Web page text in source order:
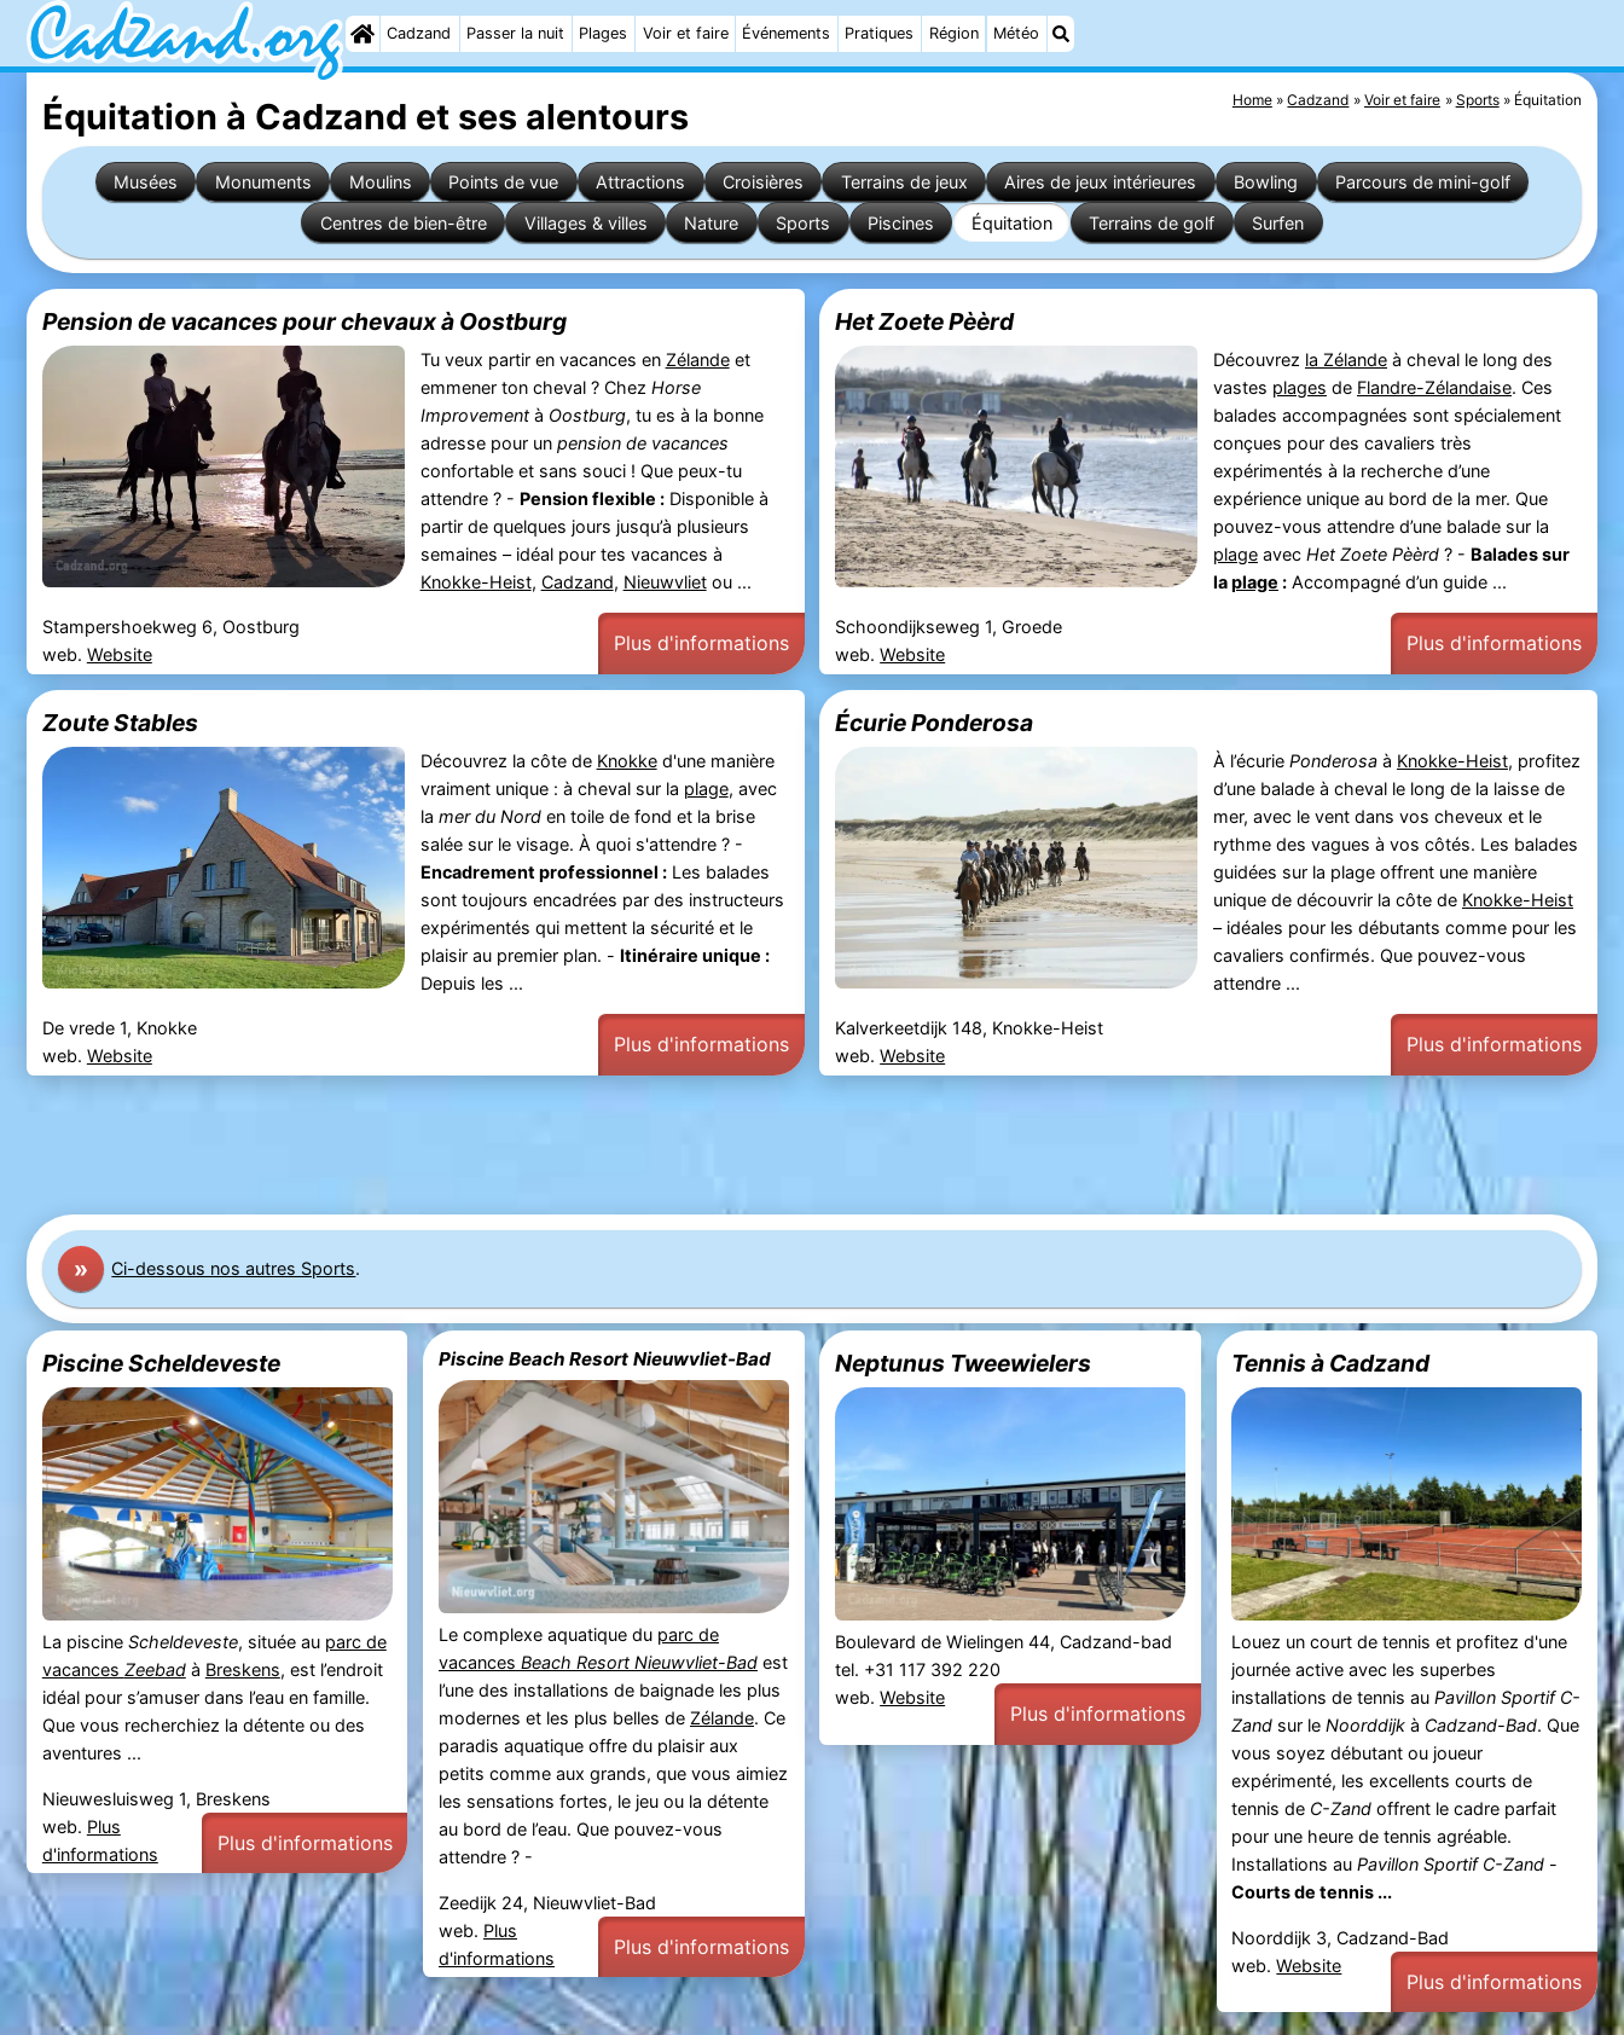
Cadzand Passer la nuit Plages Voir et faire Événements Pratiques Région Météo
Home Cadzand Voir et faire Sports Équitation
Équitation à Cadzand et ses alentours
Musées Monuments Moulins Points de vue Attractions Croisières Terrains de jeux Aires de jeux intérieures Bowling
Parcours de mini-golf
Centres de bien-être
Villages & villes Nature Sports Piscines Équitation Terrains de golf Surfen
Pension de vacances pour chevaux à Oostburg
Tu veux partir en vacances en Zélandeet
emmener ton cheval ? Chez Horse
Improvementà Oostburg, tu es à la bonne
adresse pour un pension de vacances
confortable et sans souci ! Que peux-tu
attendre ? - Pension flexible :Disponible à
partir de quelques jours jusqu’à plusieurs
semaines – idéal pour tes vacances à
Knokke-Heist, Cadzand, Nieuwvlietou ...
Stampershoekweg 6, Oostburg
web. Website Plus d'informations
Het Zoete Pèèrd
Découvrez la Zélandeà cheval le long des
vastes plages de Flandre-Zélandaise. Ces
balades accompagnées sont spécialement
conçues pour des cavaliers très
expérimentés à la recherche d’une
expérience unique au bord de la mer. Que
pouvez-vous attendre d’une balade sur la
plageavec Het Zoete Pèèrd? - Balades sur
laplage :Accompagné d’un guide ...
Schoondijkseweg 1, Groede
web.Website Plus d'informations
Zoute Stables
Découvrez la côte de Knokked'une manière
vraiment unique : à cheval sur la plage, avec
la mer du Norden toile de fond et la brise
salée sur le visage. À quoi s'attendre ? -
Encadrement professionnel :Les balades
sont toujours encadrées par des instructeurs
expérimentés qui mettent la sécurité et le
plaisir au premier plan. - Itinéraire unique :
Depuis les ...
De vrede 1, Knokke
web. Website Plus d'informations
Écurie Ponderosa
À l’écurie Ponderosaà Knokke-Heist, profitez
d’une balade à cheval le long de la laisse de
mer, avec le vent dans vos cheveux et le
rythme des vagues à vos côtés. Les balades
guidées sur la plage offrent une manière
unique de découvrir la côte de Knokke-Heist
– idéales pour les débutants comme pour les
cavaliers confirmés. Que pouvez-vous
attendre ...
Kalverkeetdijk 148, Knokke-Heist
web.Website Plus d'informations
» Ci-dessous nos autres Sports.
Piscine Scheldeveste
La piscine Scheldeveste, située au parc de
vacances Zeebadà Breskens, est l’endroit
idéal pour s’amuser dans l’eau en famille.
Que vous recherchiez la détente ou des
aventures ...
Nieuwesluisweg 1, Breskens
web. Plus
d'informations
Plus d'informations
Piscine Beach Resort Nieuwvliet-Bad
Le complexe aquatique du parc de
vacances Beach Resort Nieuwvliet-Badest
l’une des installations de baignade les plus
modernes et les plus belles de Zélande. Ce
paradis aquatique offre du plaisir aux
petits comme aux grands, que vous aimiez
les sensations fortes, le jeu ou la détente
au bord de l’eau. Que pouvez-vous
attendre ? -
Zeedijk 24, Nieuwvliet-Bad
web. Plus
d'informations
Plus d'informations
Neptunus Tweewielers
Boulevard de Wielingen 44, Cadzand-bad
tel. +31 117 392 220
web.Website
Plus d'informations
Tennis à Cadzand
Louez un court de tennis et profitez d'une
journée active avec les superbes
installations de tennis auPavillon Sportif C-
Zand sur leNoorddijk à Cadzand-Bad. Que
vous soyez débutant ou joueur
expérimenté, les excellents courts de
tennis de C-Zand offrent le cadre parfait
pour une heure de tennis agréable.
Installations auPavillon Sportif C-Zand -
Courts de tennis ...
Noorddijk 3, Cadzand-Bad
web.Website
Plus d'informations